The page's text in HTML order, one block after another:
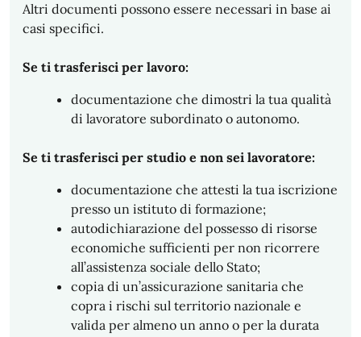
Altri documenti possono essere necessari in base ai
casi specifici.
Se ti trasferisci per lavoro:
documentazione che dimostri la tua qualità
di lavoratore subordinato o autonomo.
Se ti trasferisci per studio e non sei lavoratore:
documentazione che attesti la tua iscrizione
presso un istituto di formazione;
autodichiarazione del possesso di risorse
economiche sufficienti per non ricorrere
all’assistenza sociale dello Stato;
copia di un’assicurazione sanitaria che
copra i rischi sul territorio nazionale e
valida per almeno un anno o per la durata